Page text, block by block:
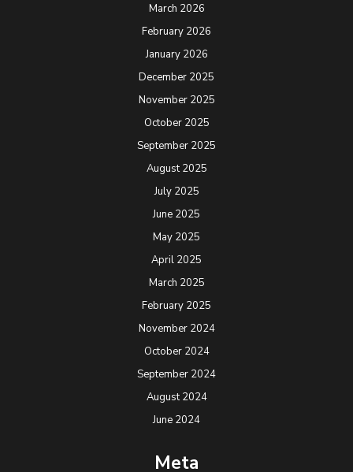
March 2026
February 2026
January 2026
December 2025
November 2025
October 2025
September 2025
August 2025
July 2025
June 2025
May 2025
April 2025
March 2025
February 2025
November 2024
October 2024
September 2024
August 2024
June 2024
Meta